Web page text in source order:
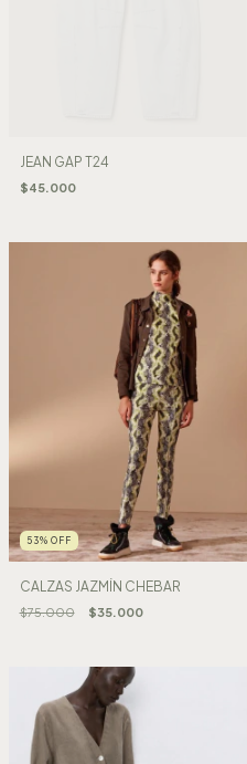
JEAN GAP T24
$45.000
53% OFF
CALZAS JAZMÍN CHEBAR
$75.000 $35.000